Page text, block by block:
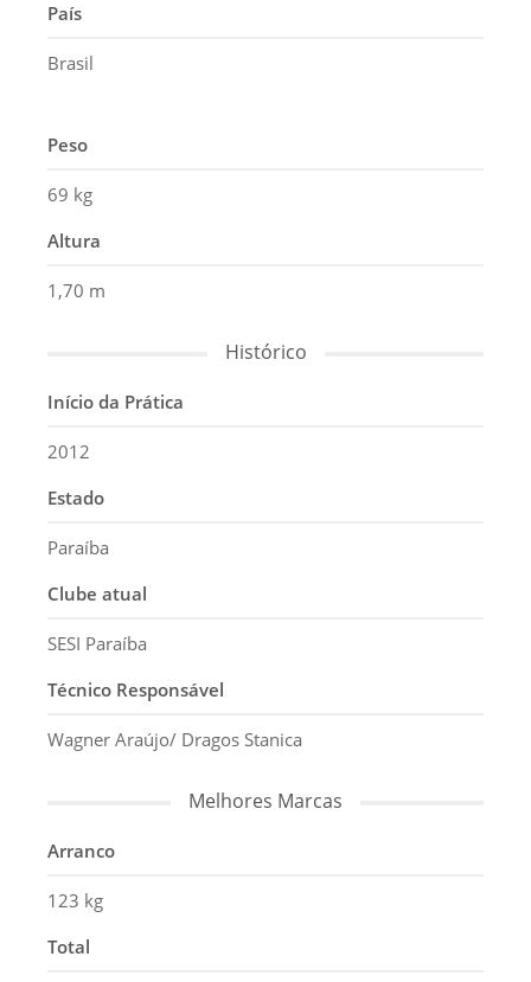
País
Brasil
Peso
69 kg
Altura
1,70 m
Histórico
Início da Prática
2012
Estado
Paraíba
Clube atual
SESI Paraíba
Técnico Responsável
Wagner Araújo/ Dragos Stanica
Melhores Marcas
Arranco
123 kg
Total